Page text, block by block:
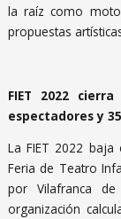
la raíz como
propuestas
FIET 2022
espectadores y
La FIET 2022
Feria de Teatro
por Vilafranca
organización